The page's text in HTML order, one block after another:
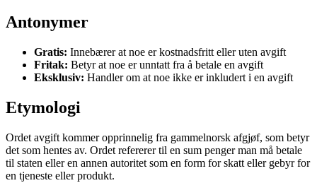
Antonymer
Gratis: Innebærer at noe er kostnadsfritt eller uten avgift
Fritak: Betyr at noe er unntatt fra å betale en avgift
Eksklusiv: Handler om at noe ikke er inkludert i en avgift
Etymologi
Ordet avgift kommer opprinnelig fra gammelnorsk afgjøf, som betyr
det som hentes av. Ordet refererer til en sum penger man må betale
til staten eller en annen autoritet som en form for skatt eller gebyr for
en tjeneste eller produkt.